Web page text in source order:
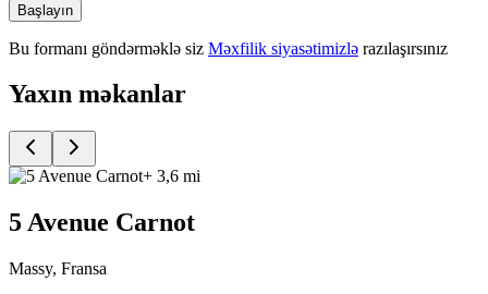
Başlayın
Bu formanı göndərməklə siz Məxfilik siyasətimizlə razılaşırsınız
Yaxın məkanlar
+ 3,6 mi
5 Avenue Carnot
Massy, Fransa